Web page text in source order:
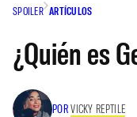
SPOILER ARTÍCULOS
¿Quién es
PORVICKY REPTILE